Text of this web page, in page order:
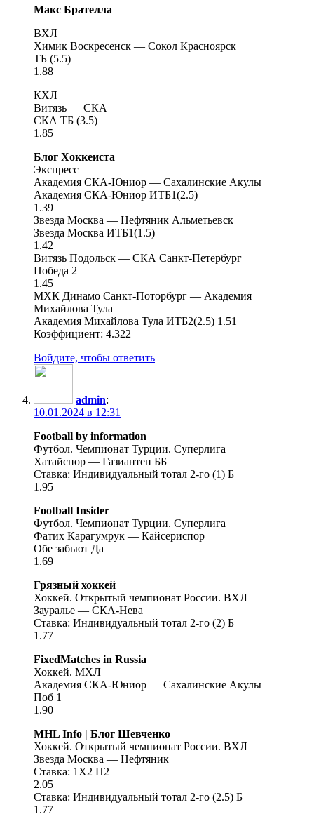
Макс Брателла
ВХЛ
Химик Воскресенск — Сокол Красноярск
ТБ (5.5)
1.88
КХЛ
Витязь — СКА
СКА ТБ (3.5)
1.85
Блог Хоккеиста
Экспресс
Академия СКА-Юниор — Сахалинские Акулы
Академия СКА-Юниор ИТБ1(2.5)
1.39
Звезда Москва — Нефтяник Альметьевск
Звезда Москва ИТБ1(1.5)
1.42
Витязь Подольск — СКА Санкт-Петербург
Победа 2
1.45
МХК Динамо Санкт-Поторбург — Академия
Михайлова Тула
Академия Михайлова Тула ИТБ2(2.5) 1.51
Коэффициент: 4.322
Войдите, чтобы ответить
admin:
10.01.2024 в 12:31
Football by information
Футбол. Чемпионат Турции. Суперлига
Хатайспор — Газиантеп ББ
Ставка: Индивидуальный тотал 2-го (1) Б
1.95
Football Insider
Футбол. Чемпионат Турции. Суперлига
Фатих Карагумрук — Кайсериспор
Обе забьют Да
1.69
Грязный хоккей
Хоккей. Открытый чемпионат России. ВХЛ
Зауралье — СКА-Нева
Ставка: Индивидуальный тотал 2-го (2) Б
1.77
FixedMatches in Russia
Хоккей. МХЛ
Академия СКА-Юниор — Сахалинские Акулы
Поб 1
1.90
MHL Info | Блог Шевченко
Хоккей. Открытый чемпионат России. ВХЛ
Звезда Москва — Нефтяник
Ставка: 1X2 П2
2.05
Ставка: Индивидуальный тотал 2-го (2.5) Б
1.77